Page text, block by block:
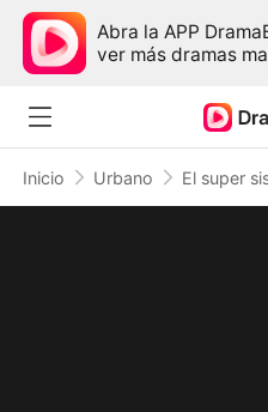
Abra la APP
ver más dramas
Inicio Urbano